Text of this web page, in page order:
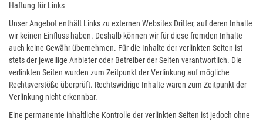
Haftung für Links
Unser Angebot enthält Links zu externen Websites Dritter, auf deren Inhalte
wir keinen Einfluss haben. Deshalb können wir für diese fremden Inhalte
auch keine Gewähr übernehmen. Für die Inhalte der verlinkten Seiten ist
stets der jeweilige Anbieter oder Betreiber der Seiten verantwortlich. Die
verlinkten Seiten wurden zum Zeitpunkt der Verlinkung auf mögliche
Rechtsverstöße überprüft. Rechtswidrige Inhalte waren zum Zeitpunkt der
Verlinkung nicht erkennbar.
Eine permanente inhaltliche Kontrolle der verlinkten Seiten ist jedoch ohne